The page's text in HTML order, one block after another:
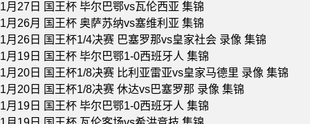
1月27日 国王杯 毕尔巴鄂vs瓦伦西亚 集锦
1月26月 国王杯 奥萨苏纳vs塞维利亚 集锦
1月26日 国王杯1/4决赛 巴塞罗那vs皇家社会 录像 集锦
1月19日 国王杯 毕尔巴鄂1-0西班牙人 集锦
1月20日 国王杯1/8决赛 比利亚雷亚vs皇家马德里 录像 集锦
1月20日 国王杯1/8决赛 休达vs巴塞罗那 录像 集锦
1月19日 国王杯 毕尔巴鄂1-0西班牙人 集锦